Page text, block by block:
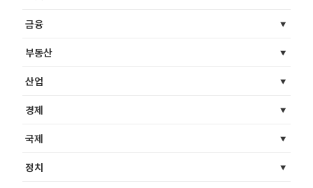
금융
부동산
산업
경제
국제
정치